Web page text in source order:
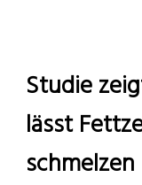
Studie
lässt
schmelzen